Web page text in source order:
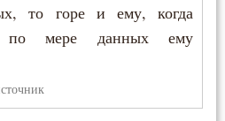
то горе и ему, когда
по мере данных ему